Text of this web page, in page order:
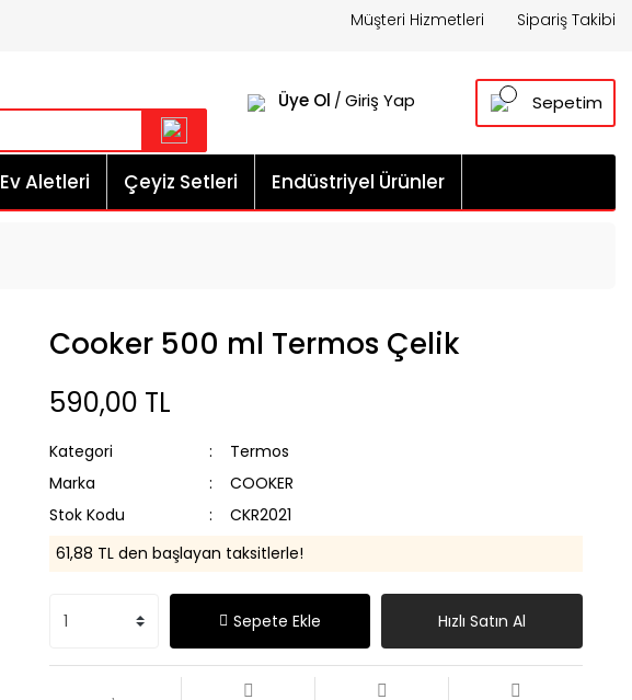
Müşteri Hizmetleri Sipariş Takibi
Üye Ol / Giriş Yap Sepetim
Aletleri Çeyiz Setleri Endüstriyel Ürünler
Cooker 500 ml Termos Çelik
590,00 TL
Kategori
Termos
Marka
COOKER
Stok Kodu
CKR2021
61,88 TL den başlayan taksitlerle!
Sepete Ekle Hızlı Satın Al